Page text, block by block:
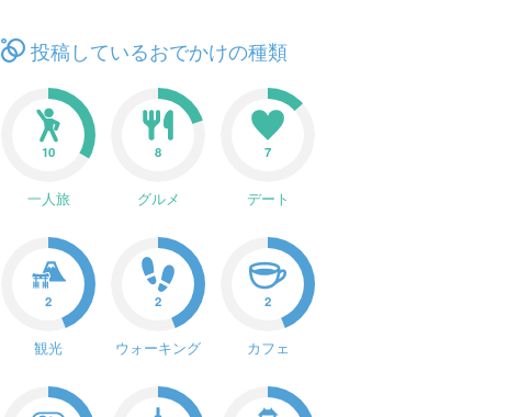
投稿しているおでかけの種類
10
一人旅
8
グルメ
7
デート
2
観光
2
ウォーキング
2
カフェ